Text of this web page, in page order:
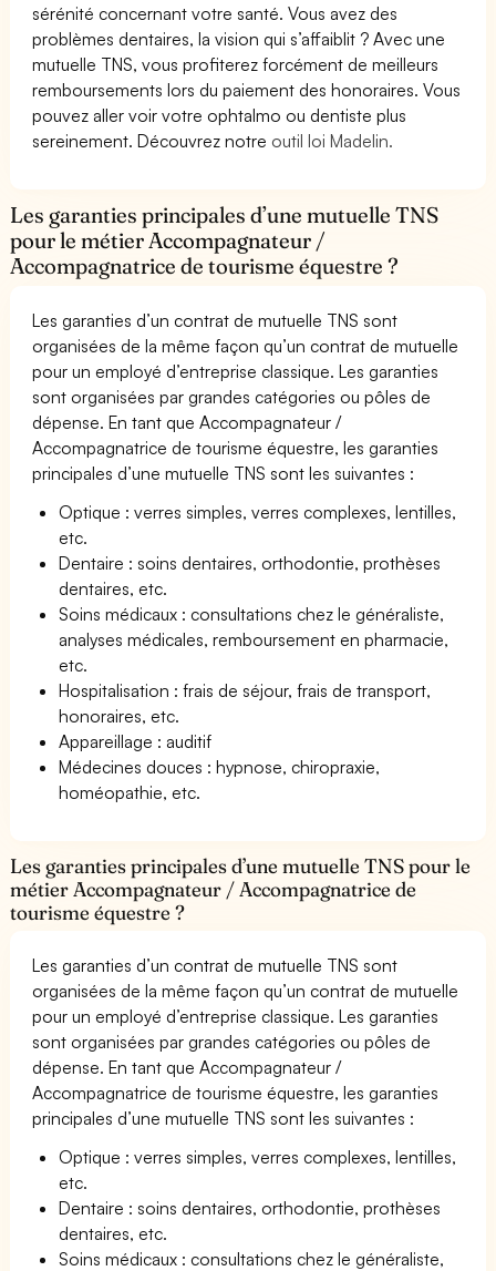
sérénité concernant votre santé. Vous avez des
problèmes dentaires, la vision qui s’affaiblit ? Avec une
mutuelle TNS, vous profiterez forcément de meilleurs
remboursements lors du paiement des honoraires. Vous
pouvez aller voir votre ophtalmo ou dentiste plus
sereinement. Découvrez notre outil loi Madelin.
Les garanties principales d’une mutuelle TNS
pour le métier Accompagnateur /
Accompagnatrice de tourisme équestre ?
Les garanties d’un contrat de mutuelle TNS sont
organisées de la même façon qu’un contrat de mutuelle
pour un employé d’entreprise classique. Les garanties
sont organisées par grandes catégories ou pôles de
dépense. En tant que Accompagnateur /
Accompagnatrice de tourisme équestre, les garanties
principales d’une mutuelle TNS sont les suivantes :
Optique : verres simples, verres complexes, lentilles,
etc.
Dentaire : soins dentaires, orthodontie, prothèses
dentaires, etc.
Soins médicaux : consultations chez le généraliste,
analyses médicales, remboursement en pharmacie,
etc.
Hospitalisation : frais de séjour, frais de transport,
honoraires, etc.
Appareillage : auditif
Médecines douces : hypnose, chiropraxie,
homéopathie, etc.
Les garanties principales d’une mutuelle TNS pour le
métier Accompagnateur / Accompagnatrice de
tourisme équestre ?
Les garanties d’un contrat de mutuelle TNS sont
organisées de la même façon qu’un contrat de mutuelle
pour un employé d’entreprise classique. Les garanties
sont organisées par grandes catégories ou pôles de
dépense. En tant que Accompagnateur /
Accompagnatrice de tourisme équestre, les garanties
principales d’une mutuelle TNS sont les suivantes :
Optique : verres simples, verres complexes, lentilles,
etc.
Dentaire : soins dentaires, orthodontie, prothèses
dentaires, etc.
Soins médicaux : consultations chez le généraliste,